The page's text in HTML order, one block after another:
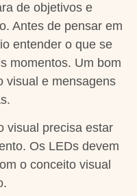
de objetivos e
Antes de pensar em
entender o que se
momentos. Um bom
visual e mensagens
visual precisa estar
Os LEDs devem
o conceito visual